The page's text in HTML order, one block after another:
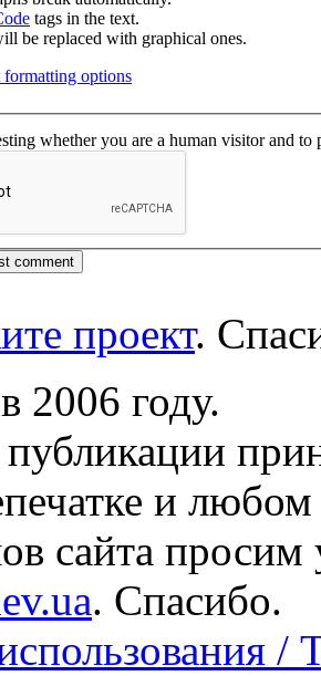
tags in the text.
be replaced with graphical ones.
options
whether you are a human visitor and to
проект.
2006 году.
и
сайта просим
. Спасибо.
/